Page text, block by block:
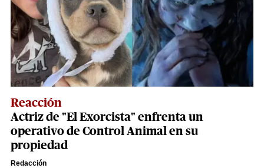
Reacción
Actriz de "El Exorcista" enfrenta un
operativo de Control Animal en su
propiedad
Redacción